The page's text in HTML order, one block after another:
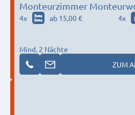
Monteurzimmer
Gästewohnung in
4x ab 15,00 € 4x
Mind. 2 Nächte
ZUM